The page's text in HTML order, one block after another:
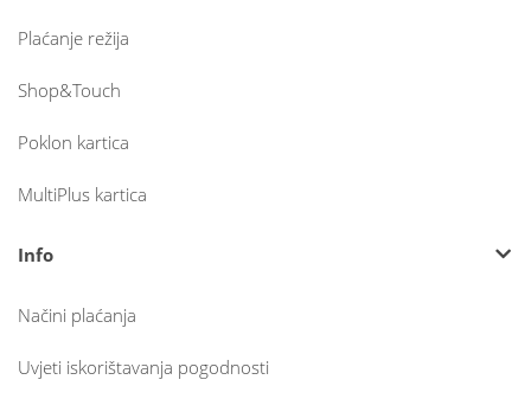
Plaćanje režija
Shop&Touch
Poklon kartica
MultiPlus kartica
Info
Načini plaćanja
Uvjeti iskorištavanja pogodnosti